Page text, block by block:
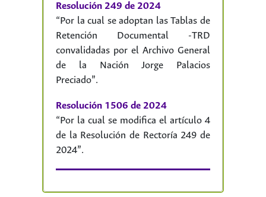
Resolución 249 de 2024
“Por la cual se adoptan las Tablas de
Retención Documental -TRD
convalidadas por el Archivo General
de la Nación Jorge Palacios
Preciado”.
Resolución 1506 de 2024
“Por la cual se modifica el artículo 4
de la Resolución de Rectoría 249 de
2024”.